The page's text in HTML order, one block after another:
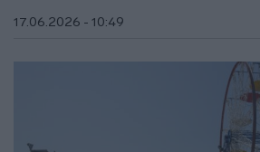
17.06.2026 - 10:49